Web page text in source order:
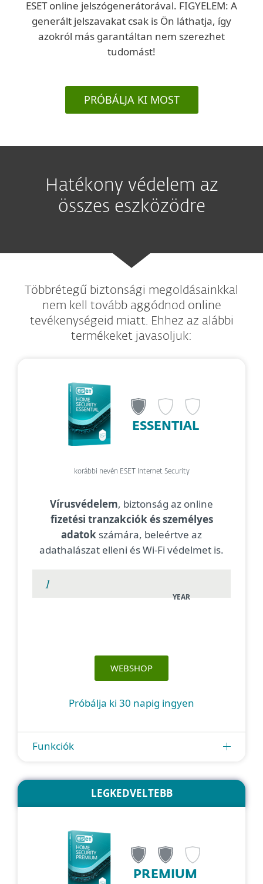
ESET online jelszógenerátorával. FIGYELEM: A
generált jelszavakat csak is Ön láthatja, így
azokról más garantáltan nem szerezhet
tudomást!
PRÓBÁLJA KI MOST
Hatékony védelem az
összes eszközödre
Többrétegű biztonsági megoldásainkkal
nem kell tovább aggódnod online
tevékenységeid miatt. Ehhez az alábbi
termékeket javasoljuk:
ESSENTIAL
korábbi nevén ESET Internet Security
Vírusvédelem, biztonság az online
fizetési tranzakciók és személyes
adatok számára, beleértve az
adathalászat elleni és Wi-Fi védelmet is.
YEAR
WEBSHOP
Próbálja ki 30 napig ingyen
Funkciók
LEGKEDVELTEBB
PREMIUM